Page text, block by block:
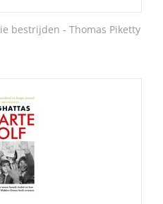
bestrijden - Thomas Piketty